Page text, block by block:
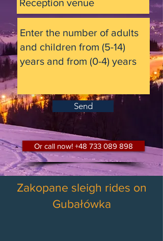
Send
Or call now! +48 733 089 898
Zakopane sleigh rides on
Gubałówka